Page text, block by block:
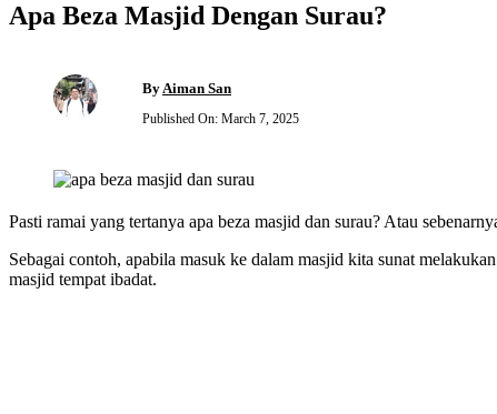
Apa Beza Masjid Dengan Surau?
ByAiman San
Published On: March 7, 2025
Pasti ramai yang tertanya apa beza masjid dan surau? Atau
Sebagai contoh, apabila masuk ke dalam masjid kita sunat
masjid tempat ibadat.